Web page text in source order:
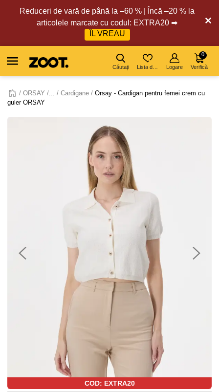
Reduceri de vară de până la –60 % | Încă –20 % la
articolele marcate cu codul: EXTRA20 ➡
ÎL VREAU
Căutați Logare Verifică
0
ORSAY ... Cardigane
Orsay - Cardigan pentru femei crem cu
guler ORSAY
COD: EXTRA20